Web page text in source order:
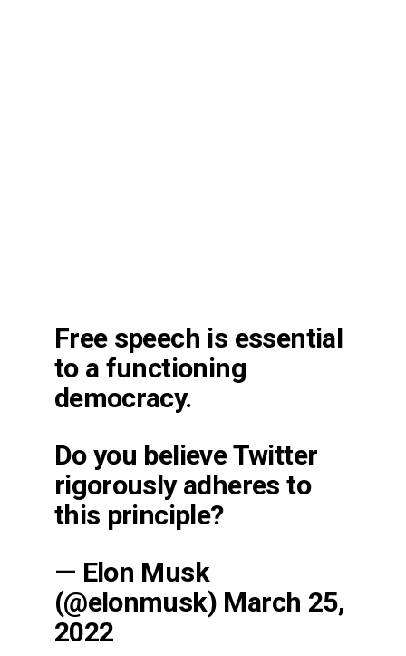
Free speech is essential
to a functioning
democracy.
Do you believe Twitter
rigorously adheres to
this principle?
— Elon Musk
(@elonmusk) March 25,
2022